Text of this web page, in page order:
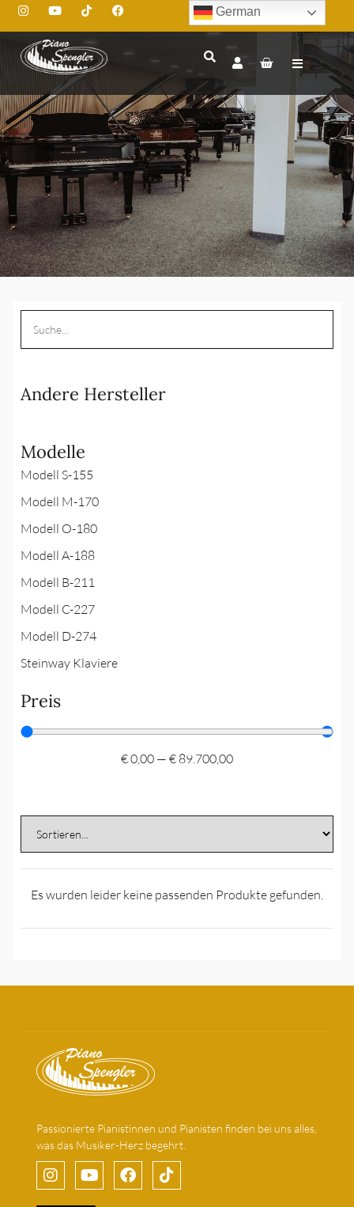
Andere Hersteller
Modelle
Modell S-155
Modell M-170
Modell O-180
Modell A-188
Modell B-211
Modell C-227
Modell D-274
Steinway Klaviere
Preis
€0,00 — € 89.700,00
Es wurden leider keine passenden Produkte gefunden.
Passionierte Pianistinnen und Pianisten finden bei uns alles,
was das Musiker-Herz begehrt.
German